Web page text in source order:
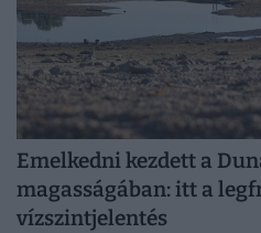
Emelkedni kezdett a
magasságában: itt a
vízszintjelentés